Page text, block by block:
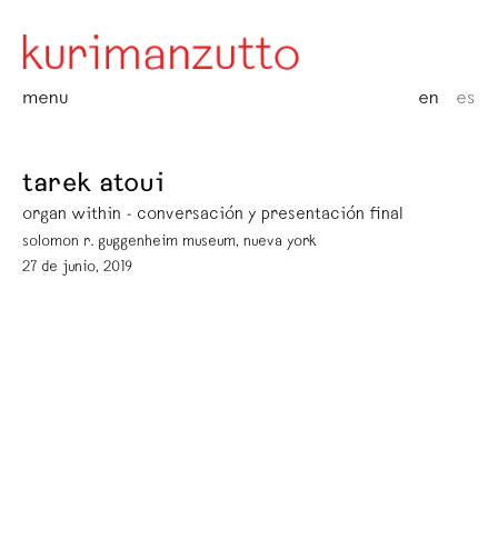
menu en es
tarek atoui
organ within - conversación y presentación final
solomon r. guggenheim museum, nueva york
27 de junio, 2019